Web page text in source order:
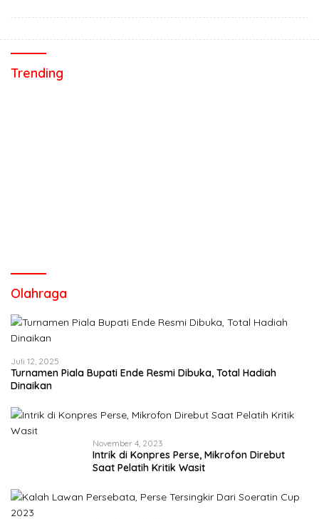
Trending
Olahraga
Juli 12, 2025
Turnamen Piala Bupati Ende Resmi Dibuka, Total Hadiah
Dinaikan
November 4, 2023
Intrik di Konpres Perse, Mikrofon Direbut
Saat Pelatih Kritik Wasit